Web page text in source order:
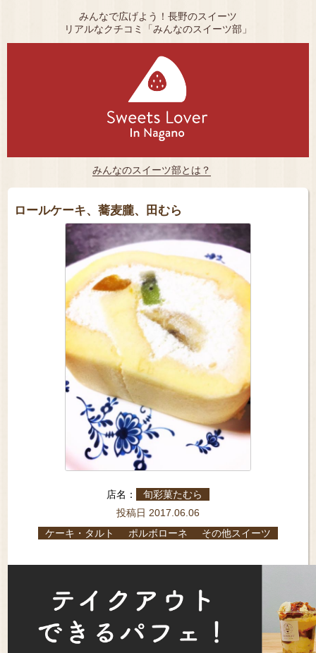
みんなで広げよう！長野のスイーツ
リアルなクチコミ「みんなのスイーツ部」
みんなのスイーツ部とは？
ロールケーキ、蕎麦朧、田むら
店名： 旬彩菓たむら
投稿日 2017.06.06
ケーキ・タルト ポルボローネ その他スイーツ